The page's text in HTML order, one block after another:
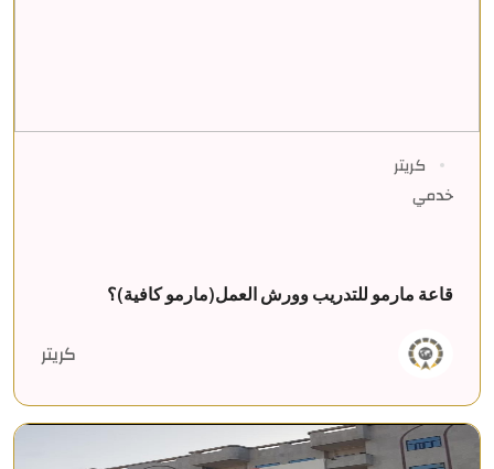
كريتر
خدمي
قاعة مارمو للتدريب وورش العمل(مارمو كافية)؟
كريتر